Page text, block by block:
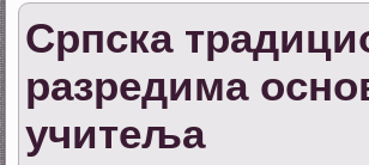
Српска
разредима
учитеља